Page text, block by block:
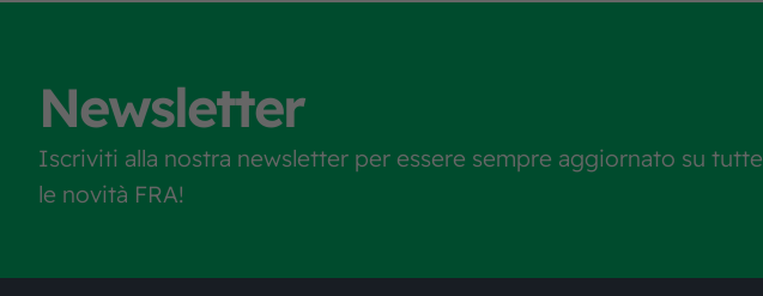
Newsletter
Iscriviti alla nostra newsletter per essere sempre aggiornato su tutte
le novità FRA!